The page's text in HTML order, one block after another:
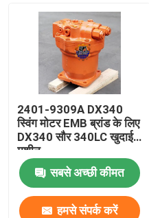
2401-9309A DX340
स्विंग मोटर EMB ब्रांड के लिए
DX340 सौर 340LC खुदाई
मशीन
सबसे अच्छी कीमत
हमसे संपर्क करें